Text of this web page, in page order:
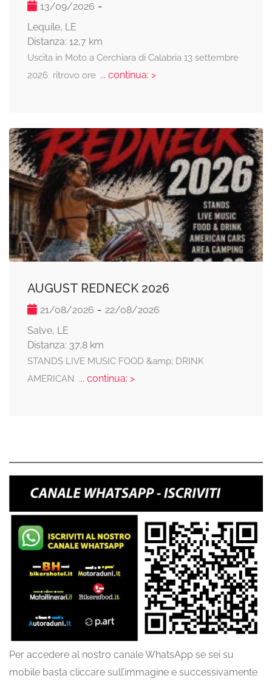
13/09/2026 -
Lequile, LE
Distanza: 12,7 km
Uscita in Moto a Cerchiara di Calabria 13 settembre
2026 ritrovo ore... continua: >
AUGUST REDNECK 2026
21/08/2026 - 22/08/2026
Salve, LE
Distanza: 37,8 km
STANDS LIVE MUSIC FOOD &amp; DRINK
AMERICAN ... continua: >
Per accedere al nostro canale WhatsApp se sei su
mobile basta cliccare sull’immagine e successivamente